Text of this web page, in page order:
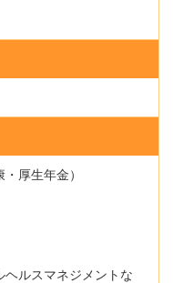
厚生年金）
ヘルスマネジメントな